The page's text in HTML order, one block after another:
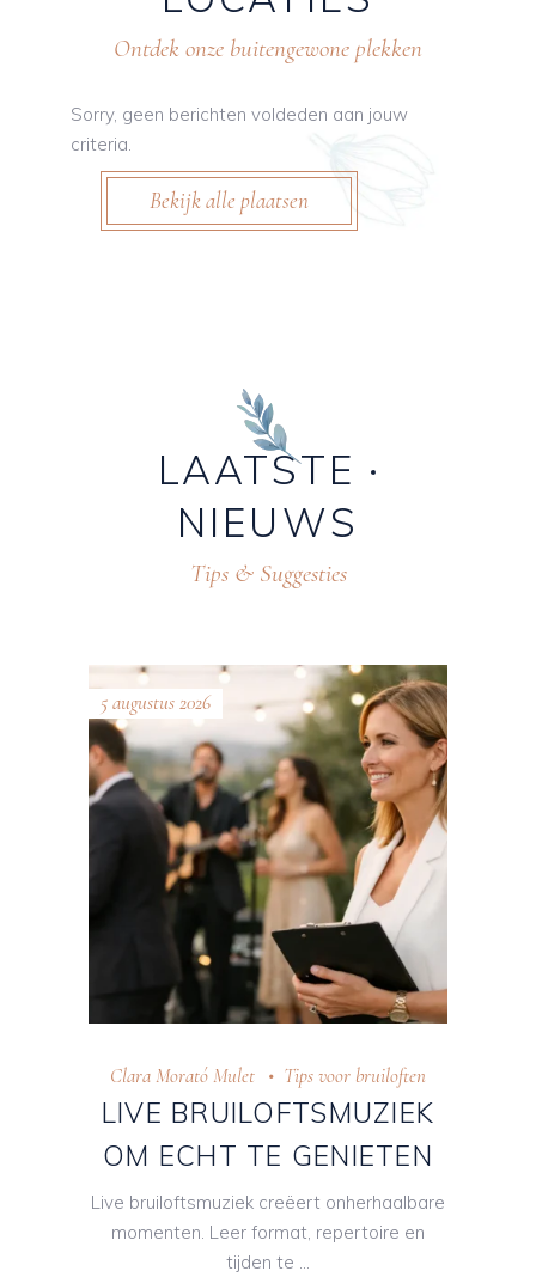
Ontdek onze buitengewone plekken
Sorry, geen berichten voldeden aan jouw
criteria.
Bekijk alle plaatsen
LAATSTE
NIEUWS
Tips & Suggesties
5 augustus 2026
Clara Morató Mulet Tips voor bruiloften
LIVE BRUILOFTSMUZIEK
OM ECHT TE GENIETEN
Live bruiloftsmuziek creëert onherhaalbare
momenten. Leer format, repertoire en
tijden te